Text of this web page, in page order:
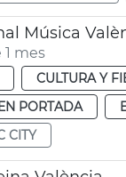
Música
mes
CULTURA Y
PORTADA
CITY